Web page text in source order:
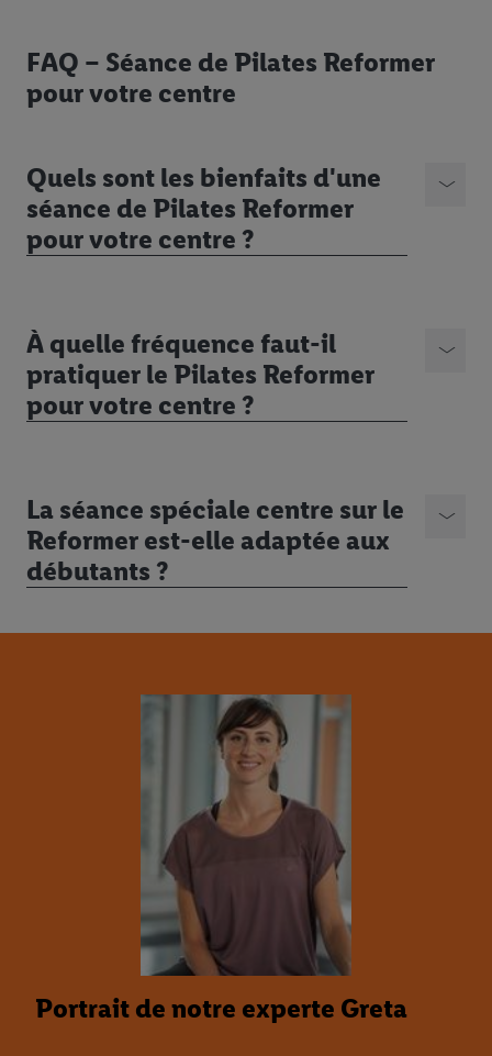
FAQ – Séance de Pilates Reformer
pour votre centre
Quels sont les bienfaits d'une
séance de Pilates Reformer
pour votre centre ?
À quelle fréquence faut-il
pratiquer le Pilates Reformer
pour votre centre ?
La séance spéciale centre sur le
Reformer est-elle adaptée aux
débutants ?
Portrait de notre experte Greta